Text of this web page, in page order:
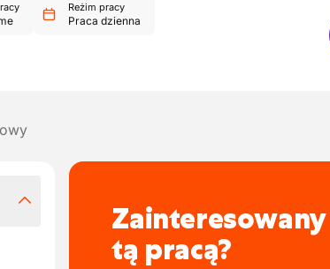
Reżim pracy
Praca dzienna
Zainteresowany
tą pracą?